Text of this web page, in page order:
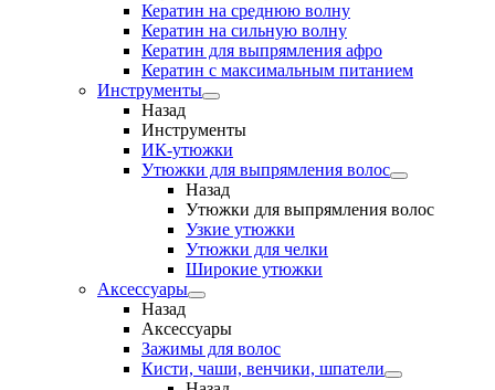
Кератин на среднюю волну
Кератин на сильную волну
Кератин для выпрямления афро
Кератин с максимальным питанием
Инструменты
Назад
Инструменты
ИК-утюжки
Утюжки для выпрямления волос
Назад
Утюжки для выпрямления волос
Узкие утюжки
Утюжки для челки
Широкие утюжки
Аксессуары
Назад
Аксессуары
Зажимы для волос
Кисти, чаши, венчики, шпатели